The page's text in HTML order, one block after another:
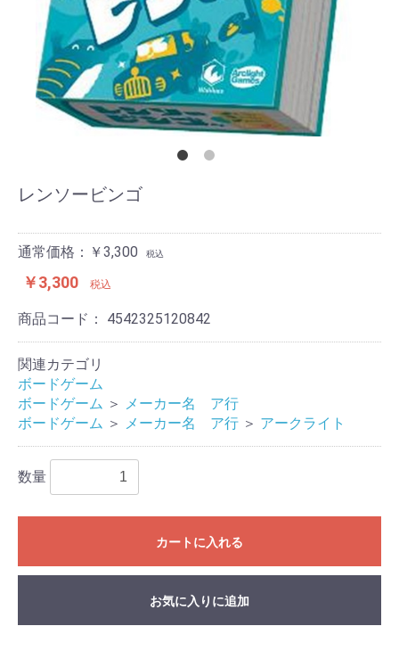
レンソービンゴ
通常価格：￥3,300 税込
￥3,300 税込
商品コード： 4542325120842
関連カテゴリ
ボードゲーム
ボードゲーム ＞ メーカー名 ア行
ボードゲーム ＞ メーカー名 ア行 ＞ アークライト
数量
カートに入れる
お気に入りに追加